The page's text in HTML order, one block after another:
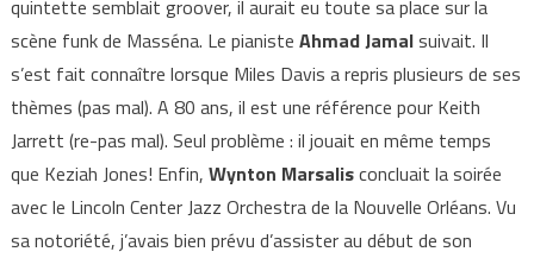
quintette semblait groover, il aurait eu toute sa place sur la
scène funk de Masséna. Le pianiste Ahmad Jamalsuivait. Il
s’est fait connaître lorsque Miles Davis a repris plusieurs de ses
thèmes (pas mal). A 80 ans, il est une référence pour Keith
Jarrett (re-pas mal). Seul problème : il jouait en même temps
que Keziah Jones! Enfin, Wynton Marsalisconcluait la soirée
avec le Lincoln Center Jazz Orchestra de la Nouvelle Orléans. Vu
sa notoriété, j’avais bien prévu d’assister au début de son